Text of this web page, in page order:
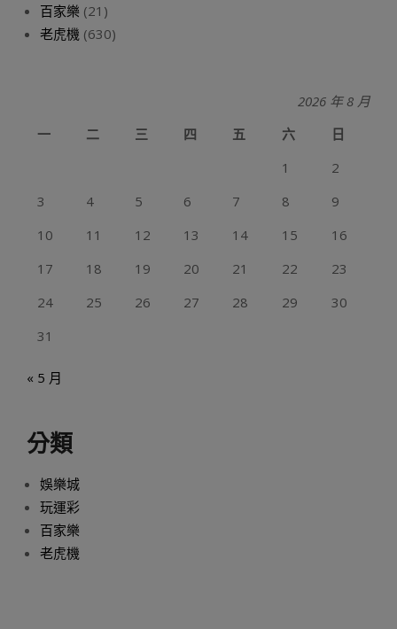
百家樂 (21)
老虎機 (630)
2026 年 8 月
一
二 三 四 五 六
日
1
2
3
4 5 6 7 8
9
10
11 12 13 14 15
16
17
18 19 20 21 22
23
24
25 26 27 28 29
30
31
« 5 月
分類
娛樂城
玩運彩
百家樂
老虎機